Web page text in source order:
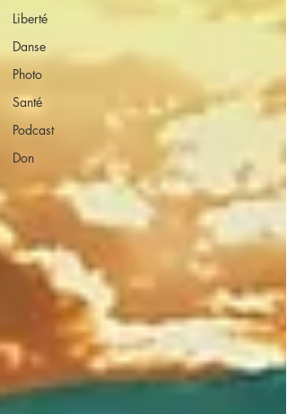
Liberté
Danse
Photo
Santé
Podcast
Don